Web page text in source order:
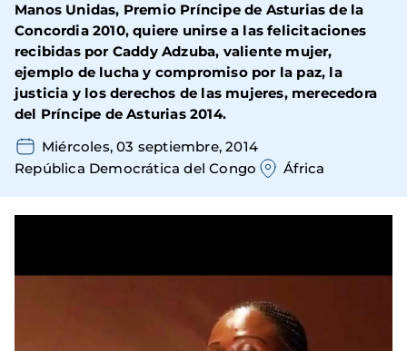
Manos Unidas, Premio Príncipe de Asturias de la
Concordia 2010, quiere unirse a las felicitaciones
recibidas por Caddy Adzuba, valiente mujer,
ejemplo de lucha y compromiso por la paz, la
justicia y los derechos de las mujeres, merecedora
del Príncipe de Asturias 2014.
Miércoles, 03 septiembre, 2014
República Democrática del Congo
África